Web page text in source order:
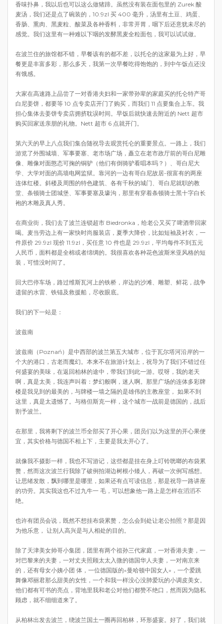
香味扑鼻，我以后也可以这么做猪蹄。虽然没有装在面包里的 Zurek 酸
麦汤，我们还是点了碗装的，10.9zl 买 400 毫升，汤里有土豆、鸡蛋、
香肠、熏肉、黑麦粒、酸菜及各种香料，非常开胃，咽下后还意犹未尽的
感觉。我们这里有一种难以下咽的发酵黑麦全粒面包，我可以试试做。
在波兰住的旅馆都不错，早餐该有的都不差，以托仑的这家最为上好，早
餐更是丰富多彩，那么多天，我第一次早餐吃得饱饱的，到中午饭点还没
有饿感。
大家在高速路上品尝了一对香港夫妇和一家带孙辈的家庭买的托仑特产哥
白尼姜饼，都要等 10 点专卖店开门了购买，而我们 11 点要集合上车。我
担心集体去姜饼专卖店拥挤耽误时间。早饭后就快速去附近的 Nett 超市
购买回家送亲朋的礼物。Nett 超市 6 点就开门。
第六天的早上八点我们集合随祝导去观赏托仑的重要景点。一路上，我们
游览了外围城墙、军事要塞、老市场广场，矗立在老市政厅前的哥白尼雕
像、雕像对面憨态可掬的铜驴（他们有倒骑驴看唱本吗？）、哥白尼大
学、大学对面的高墙电网监狱。靠河的一边有哥白尼故居-很富有的两座
连体红楼。斜楼及周围的特色建筑、各有千秋的城门、哥白尼就职的教
堂、条顿骑士团城堡、军事要塞及壕沟，那里有穿着条顿骑士黑十字白长
袍的木雕及真人秀。
在商业街，我们去了波兰连锁超市 Biedronka，给老公又买了啤酒带回家
喝。麦当劳边上有一家快时尚服装店，夏季大降价，比如短袖及衬衣，一
件原价 29.9zl 现价 11.9zl，买任意 10 件也是 29.9zl，平均每件不到五元
人民币，面料都是全棉或者绵绸的。我很喜欢各种花色波斯米亚风格的短
装，可惜没时间了。
回大巴停车场，路过维斯瓦河上的铁桥，岸边的沙滩、雕塑、鲜花，战争
遗留的水雷、铁锚及救援船，尽收眼底。
我们的下一站是：
波兹南
波兹南（Poznań）是中西部的波兰第五大城市，位于瓦尔塔河沿岸的一
个大的港口，古老而魔幻。本来不在旅游计划上，祝导为了我们不错过任
何盛宴的美味，在返回柏林的途中，带我们到此一游。哎呀，我的老天
啊，真是太美，我连声叫着：梦幻般啊，迷人啊。那里广场的连体多彩牌
楼是我见到的最美的，与牌楼一墙之隔的是雄伟的主教座堂， 如果不到
这里，真是太遗憾了。与格但斯克一样，这个城市一战前是德国的，战后
割予波兰。
在那里，我将剩下的波兰币全部买了开心果，团员们以为这里的开心果便
宜，其实价格与德国不相上下，主要是我太开心了。
就像我不摄影一样，我也不写游记，这些都是挂在身上叮铃咣啷的布袋累
赘，然而这次波兰行我除了破例拍湖边树根小矮人，再破一次例写感想。
让思绪发散，飘到哪里是哪里，如果还有点可读信息，那是祝导一路讲座
的功劳。其实我这也不过九牛一 毛，可以想象他一路上是怎样在滔滔不
绝。
也许有团员会说，既然不想挂布袋累赘，怎么会到处让老公拍照？那是因
为他乐意， 让别人高兴是与人相处的目的。
除了天津美女帅哥小集团，团里有两个祖孙三代家庭，一对香港夫妻，一
对巴黎来的夫妻，一对丈夫照顾太太入微的德国华人夫妻，一对南京来
的，还有母女小姨小团 体，一位德国版的«曼哈顿中国女人»，一个爱跳
舞像邓丽君那么甜美的女性，一个和我一样没心没肺爱玩的小调皮美女。
他们都有可书的亮点，背地里我和老公对他们都赞不绝口，然而因为隐私
顾虑，就不细细道来了。
从柏林出发去波兰，绕波兰国土一圈再回柏林，环形盛宴。好了，我们就